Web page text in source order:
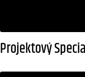
Projektový